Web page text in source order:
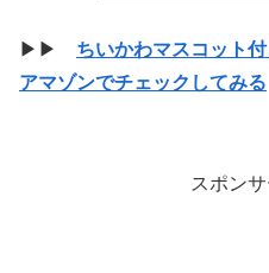
▶▶ ちいかわマスコット
アマゾンでチェックしてみる
スポン